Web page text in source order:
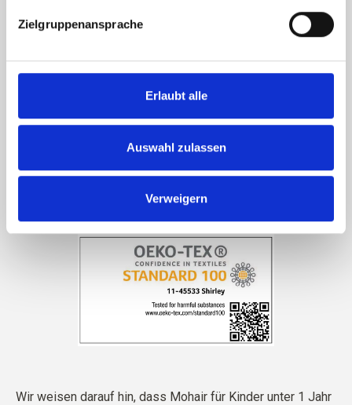
Zielgruppenansprache
Erlaubt alle
Auswahl zulassen
Verweigern
Wir weisen darauf hin, dass Mohair für Kinder unter 1 Jahr